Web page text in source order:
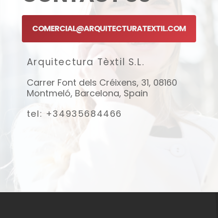
COMERCIAL@ARQUITECTURATEXTIL.COM
Arquitectura Tèxtil S.L.
Carrer Font dels Créixens, 31, 08160
Montmeló, Barcelona, Spain
tel: +34935684466